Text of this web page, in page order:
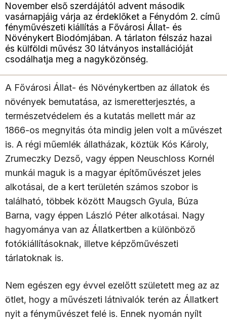
November első szerdájától advent második
vasárnapjáig várja az érdeklőket a Fénydóm 2. című
fényművészeti kiállítás a Fővárosi Állat- és
Növénykert Biodómjában. A tárlaton félszáz hazai
és külföldi művész 30 látványos installációját
csodálhatja meg a nagyközönség.
A Fővárosi Állat- és Növénykertben az állatok és
növények bemutatása, az ismeretterjesztés, a
természetvédelem és a kutatás mellett már az
1866-os megnyitás óta mindig jelen volt a művészet
is. A régi műemlék állatházak, köztük Kós Károly,
Zrumeczky Dezső, vagy éppen Neuschloss Kornél
munkái maguk is a magyar építőművészet jeles
alkotásai, de a kert területén számos szobor is
található, többek között Maugsch Gyula, Búza
Barna, vagy éppen László Péter alkotásai. Nagy
hagyománya van az Állatkertben a különböző
fotókiállításoknak, illetve képzőművészeti
tárlatoknak is.
Nem egészen egy évvel ezelőtt született meg az az
ötlet, hogy a művészeti látnivalók terén az Állatkert
nyit a fényművészet felé is. Ennek nyomán nyílt